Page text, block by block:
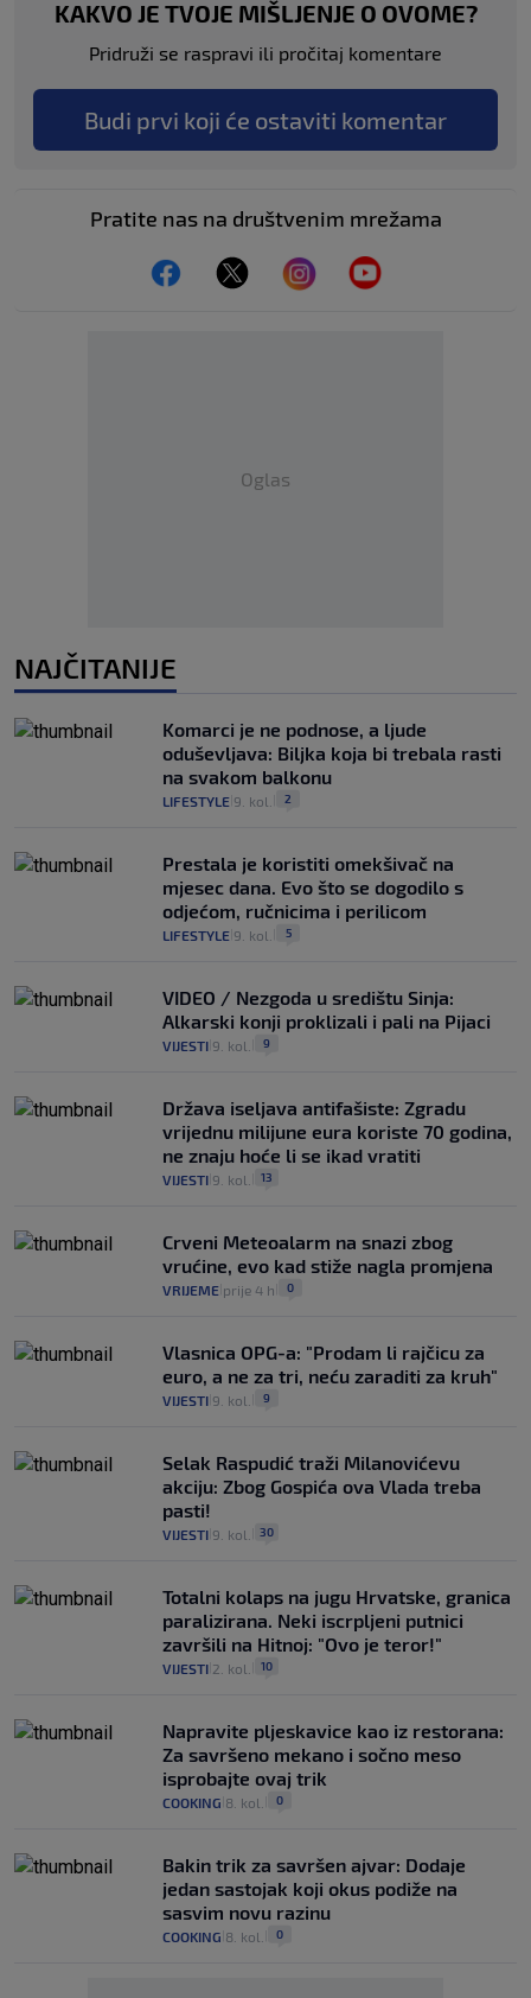
KAKVO JE TVOJE MIŠLJENJE O OVOME?
Pridruži se raspravi ili pročitaj komentare
Budi prvi koji će ostaviti komentar
Pratite nas na društvenim mrežama
Oglas
NAJČITANIJE
Komarci je ne podnose, a ljude
oduševljava: Biljka koja bi trebala rasti
na svakom balkonu
LIFESTYLE 9. kol. 2
Prestala je koristiti omekšivač na
mjesec dana. Evo što se dogodilo s
odjećom, ručnicima i perilicom
LIFESTYLE 9. kol. 5
VIDEO / Nezgoda u središtu Sinja:
Alkarski konji proklizali i pali na Pijaci
VIJESTI 9. kol. 9
Država iseljava antifašiste: Zgradu
vrijednu milijune eura koriste 70 godina,
ne znaju hoće li se ikad vratiti
VIJESTI 9. kol. 13
Crveni Meteoalarm na snazi zbog
vrućine, evo kad stiže nagla promjena
VRIJEME prije 4 h 0
Vlasnica OPG-a: "Prodam li rajčicu za
euro, a ne za tri, neću zaraditi za kruh"
VIJESTI 9. kol. 9
Selak Raspudić traži Milanovićevu
akciju: Zbog Gospića ova Vlada treba
pasti!
VIJESTI 9. kol. 30
Totalni kolaps na jugu Hrvatske, granica
paralizirana. Neki iscrpljeni putnici
završili na Hitnoj: "Ovo je teror!"
VIJESTI 2. kol. 10
Napravite pljeskavice kao iz restorana:
Za savršeno mekano i sočno meso
isprobajte ovaj trik
COOKING 8. kol. 0
Bakin trik za savršen ajvar: Dodaje
jedan sastojak koji okus podiže na
sasvim novu razinu
COOKING 8. kol. 0